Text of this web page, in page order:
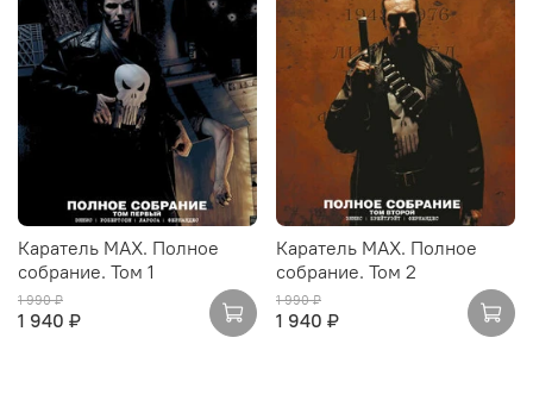
Каратель MAX. Полное
собрание. Том 1
1 990 ₽
1 940 ₽
Каратель MAX. Полное
собрание. Том 2
1 990 ₽
1 940 ₽